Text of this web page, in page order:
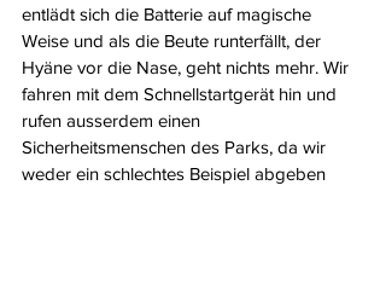
entlädt sich die Batterie auf magische
Weise und als die Beute runterfällt, der
Hyäne vor die Nase, geht nichts mehr. Wir
fahren mit dem Schnellstartgerät hin und
rufen ausserdem einen
Sicherheitsmenschen des Parks, da wir
weder ein schlechtes Beispiel abgeben